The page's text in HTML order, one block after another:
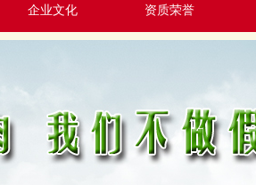
企业文化 资质荣誉